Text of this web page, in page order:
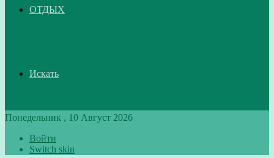
ОТДЫХ
Искать
Понедельник , 10 Август 2026
Войти
Switch skin